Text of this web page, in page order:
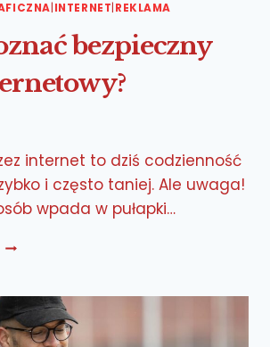
INTERNET REKLAMA
bezpieczny
internet to dziś codzienność
i często taniej. Ale uwaga!
wpada w pułapki…